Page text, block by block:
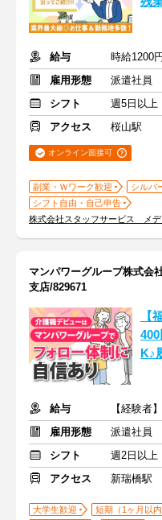
給与
時給1200
雇用形態
派遣社員
シフト
週5日以上
アクセス
桜山駅
オンライン面接可
副業・Ｗワーク歓迎 シルバ
シフト自由・自己申告
株式会社スタッフサービス メデ
マンパワーグループ株式
支店/829671
【
K♪
給与
雇用形態
派遣社員
シフト
週2日以上
アクセス
新瑞橋駅
大学生歓迎 短期（1ヶ月以内